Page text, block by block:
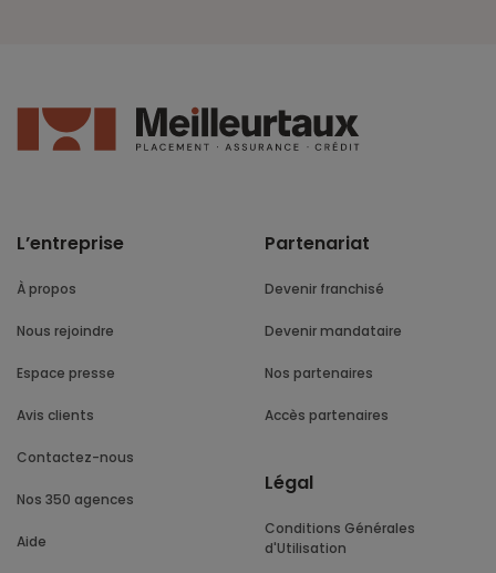
L’entreprise
À propos
Nous rejoindre
Espace presse
Avis clients
Contactez-nous
Nos 350 agences
Aide
Partenariat
Devenir franchisé
Devenir mandataire
Nos partenaires
Accès partenaires
Légal
Conditions Générales
d'Utilisation